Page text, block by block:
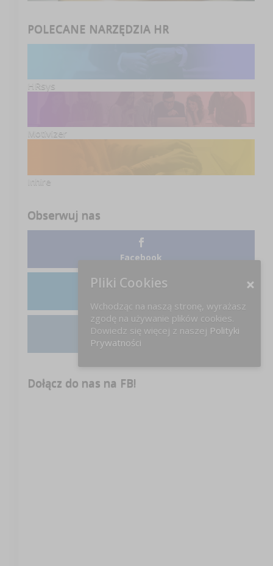
POLECANE NARZĘDZIA HR
HRsys
Motivizer
Inhire
Obserwuj nas
Facebook
Instagram
Dołącz do nas na FB!
Pliki Cookies
Wchodząc na naszą stronę, wyrażasz
zgodę na używanie plików cookies.
Dowiedz się więcej z naszej Polityki
Prywatności